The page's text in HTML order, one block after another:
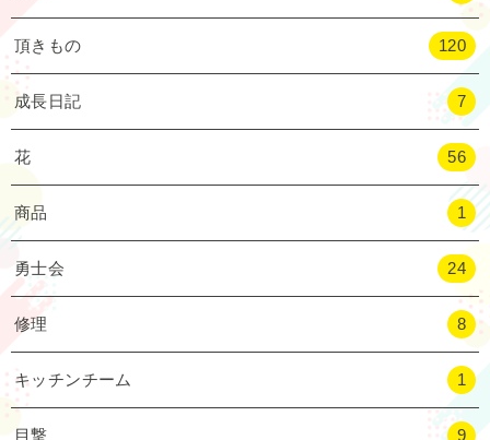
頂きもの 120
成長日記 7
花 56
商品 1
勇士会 24
修理 8
キッチンチーム 1
目撃 9